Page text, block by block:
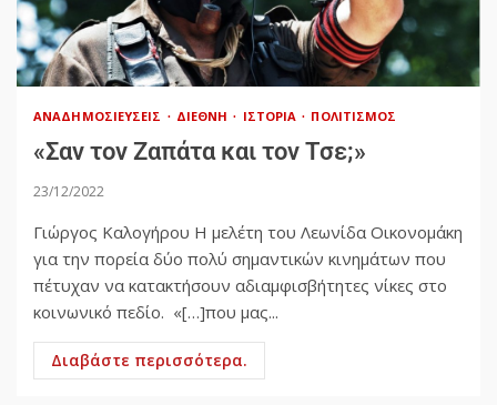
ΑΝΑΔΗΜΟΣΙΕΎΣΕΙΣ ΔΙΕΘΝΉ ΙΣΤΟΡΊΑ ΠΟΛΙΤΙΣΜΌΣ
«Σαν τον Ζαπάτα και τον Τσε;»
23/12/2022
Γιώργος Καλογήρου Η μελέτη του Λεωνίδα Οικονομάκη
για την πορεία δύο πολύ σημαντικών κινημάτων που
πέτυχαν να κατακτήσουν αδιαμφισβήτητες νίκες στο
κοινωνικό πεδίο. «[…]που μας...
Διαβάστε περισσότερα.